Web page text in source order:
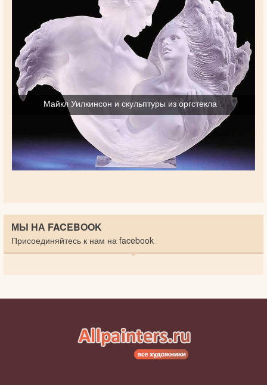
Майкл Уилкинсон и скульптуры из оргстекла
МЫ НА FACEBOOK
Присоединяйтесь к нам на facebook